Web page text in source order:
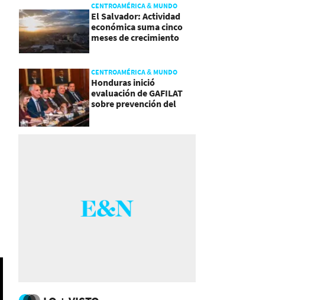
CENTROAMÉRICA & MUNDO
El Salvador: Actividad
económica suma cinco
meses de crecimiento
CENTROAMÉRICA & MUNDO
Honduras inició
evaluación de GAFILAT
sobre prevención del